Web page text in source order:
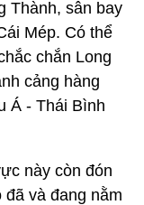
Thành, sân bay
Mép. Có thể
chắn Long
cảng hàng
Á - Thái Bình
này còn đón
và đang nằm